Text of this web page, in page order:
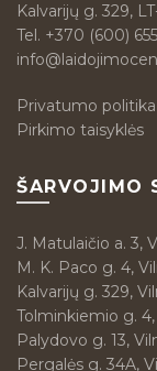
Kalvarijų g. 329,
Tel. +370 (600)
Privatumo politika
Pirkimo taisyklės
ŠARVOJIMO
J. Matulaičio a. 3,
M. K. Paco g. 4,
Kalvarijų g. 329,
Tolminkiemio g. 4,
Palydovo g. 13,
Pergalės g. 34A,